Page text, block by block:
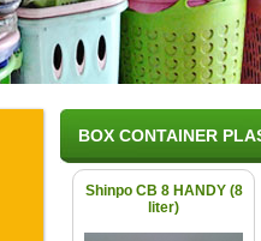
BOX CONTAINER
Shinpo CB 8 HANDY (8
liter)